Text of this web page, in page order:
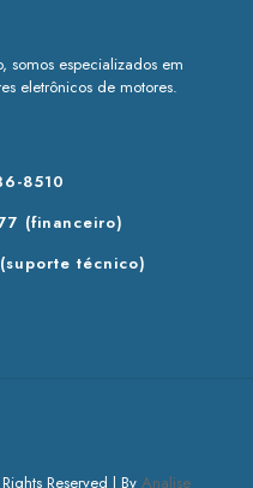
especializados em
eletrônicos de motores.
8510
(financeiro)
técnico)
Reserved | By Analise